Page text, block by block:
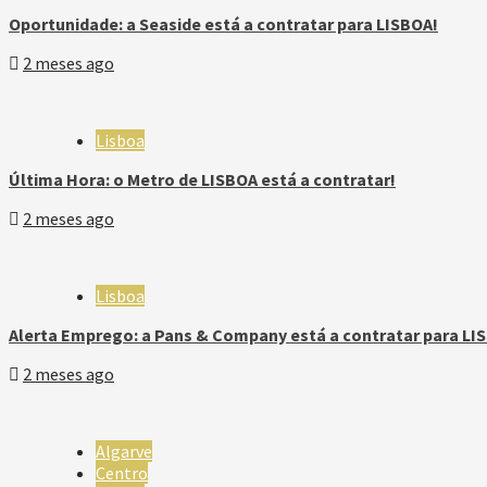
Oportunidade: a Seaside está a contratar para LISBOA!
2 meses ago
Lisboa
Última Hora: o Metro de LISBOA está a contratar!
2 meses ago
Lisboa
Alerta Emprego: a Pans & Company está a contratar para
2 meses ago
Algarve
Centro